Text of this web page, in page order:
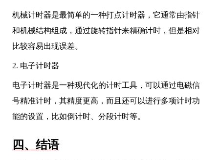
机械计时器是最简单的一种打点计时器，它通常由指针
和机械结构组成，通过旋转指针来精确计时，但是相对
比较容易出现误差。
2. 电子计时器
电子计时器是一种现代化的计时工具，可以通过电磁信
号精准计时，其精度更高，而且还可以进行多项计时功
能的设置，比如倒计时、分段计时等。
四、结语